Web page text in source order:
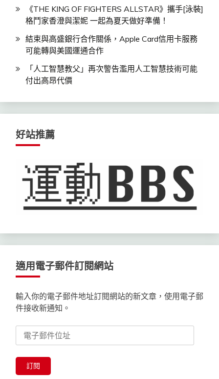
《THE KING OF FIGHTERS ALLSTAR》攜手[泳裝]
格鬥家香澄與潔妮 一起為夏天做好準備！
結束與高盛銀行合作關係，Apple Card信用卡服務
可能轉與美國運通合作
「人工智慧教父」再次警告濫用人工智慧技術可能
付出高昂代價
好站推薦
適用電子郵件訂閱網站
輸入你的電子郵件地址訂閱網站的新文章，使用電子郵
件接收新通知。
子
郵
訂閱